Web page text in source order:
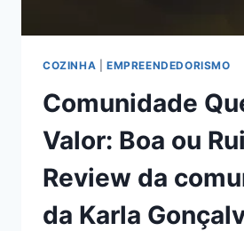
CONFIÁVEL?
COZINHA EMPREENDEDORISMO
Comunidade
Valor: Boa ou
Review da
da Karla